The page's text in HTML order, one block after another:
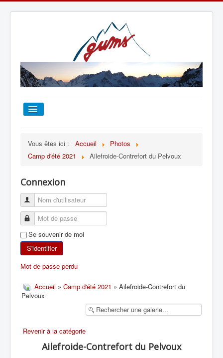
TOUT SUR LE GUMS
ESCALADE
ALPINISME
SKI DE RANDONNÉE
RANDONNÉE SPORTIVE
Vous êtes ici : Accueil
Photos
Camp d'été 2021
Ailefroide-Contrefort du Pelvoux
Connexion
Se souvenir de moi
S'identifier
Mot de passe perdu
Accueil » Camp d'été 2021 » Ailefroide-Contrefort du
Pelvoux
Revenir à la catégorie
Ailefroide-Contrefort du Pelvoux